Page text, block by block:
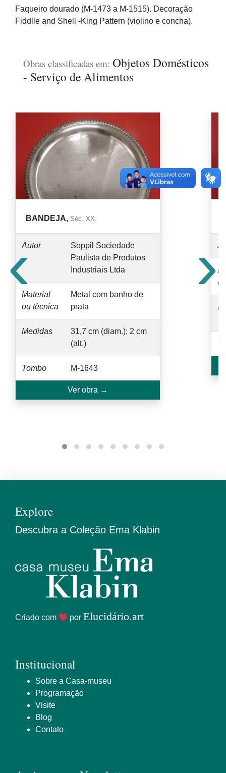
Faqueiro dourado (M-1473 a M-1515). Decoração
Fiddlle and Shell -King Pattern (violino e concha).
Obras classificadas em: Objetos Domésticos
- Serviço de Alimentos
BANDEJA, Séc. XX.
Autor
Soppil Sociedade
Paulista de Produtos
Industriais Ltda
Material
ou técnica
Metal com banho de
prata
Medidas
31,7 cm (diam.); 2 cm
(alt.)
Tombo M-1643
Ver obra →
‹ ›
Explore
Descubra a Coleção Ema Klabin
Criado com por Elucidário.art
Institucional
Sobre a Casa-museu
Programação
Visite
Blog
Contato